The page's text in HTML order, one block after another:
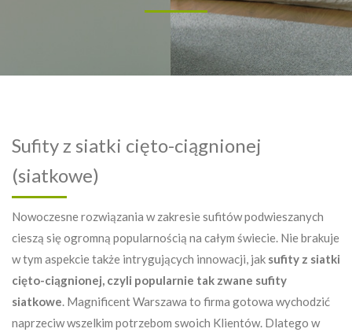
Sufity z siatki cięto-ciągnionej
(siatkowe)
Nowoczesne rozwiązania w zakresie sufitów podwieszanych
cieszą się ogromną popularnością na całym świecie. Nie brakuje
w tym aspekcie także intrygujących innowacji, jak sufity z siatki
cięto-ciągnionej, czyli popularnie tak zwane sufity
siatkowe. Magnificent Warszawa to firma gotowa wychodzić
naprzeciw wszelkim potrzebom swoich Klientów. Dlatego w